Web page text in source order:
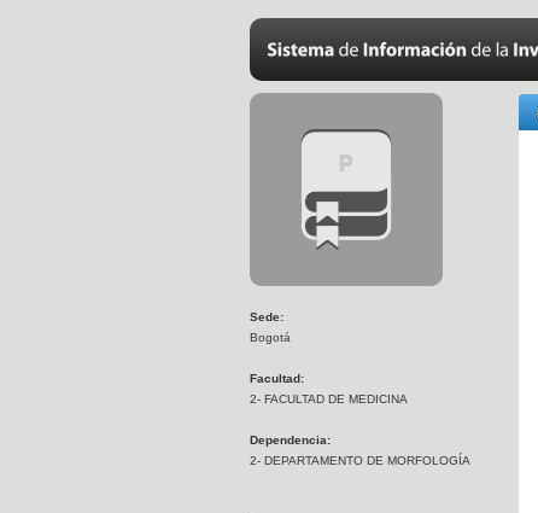
Sede:
Bogotá
Facultad:
2- FACULTAD DE MEDICINA
Dependencia:
2- DEPARTAMENTO DE MORFOLOGÍA